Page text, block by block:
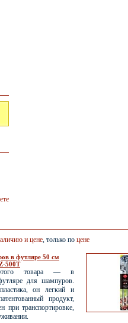
и цене , только по цене
в футляре 50 см
500T
этого товара — в
для шампуров.
он легкий и
продукт,
при транспортировке,